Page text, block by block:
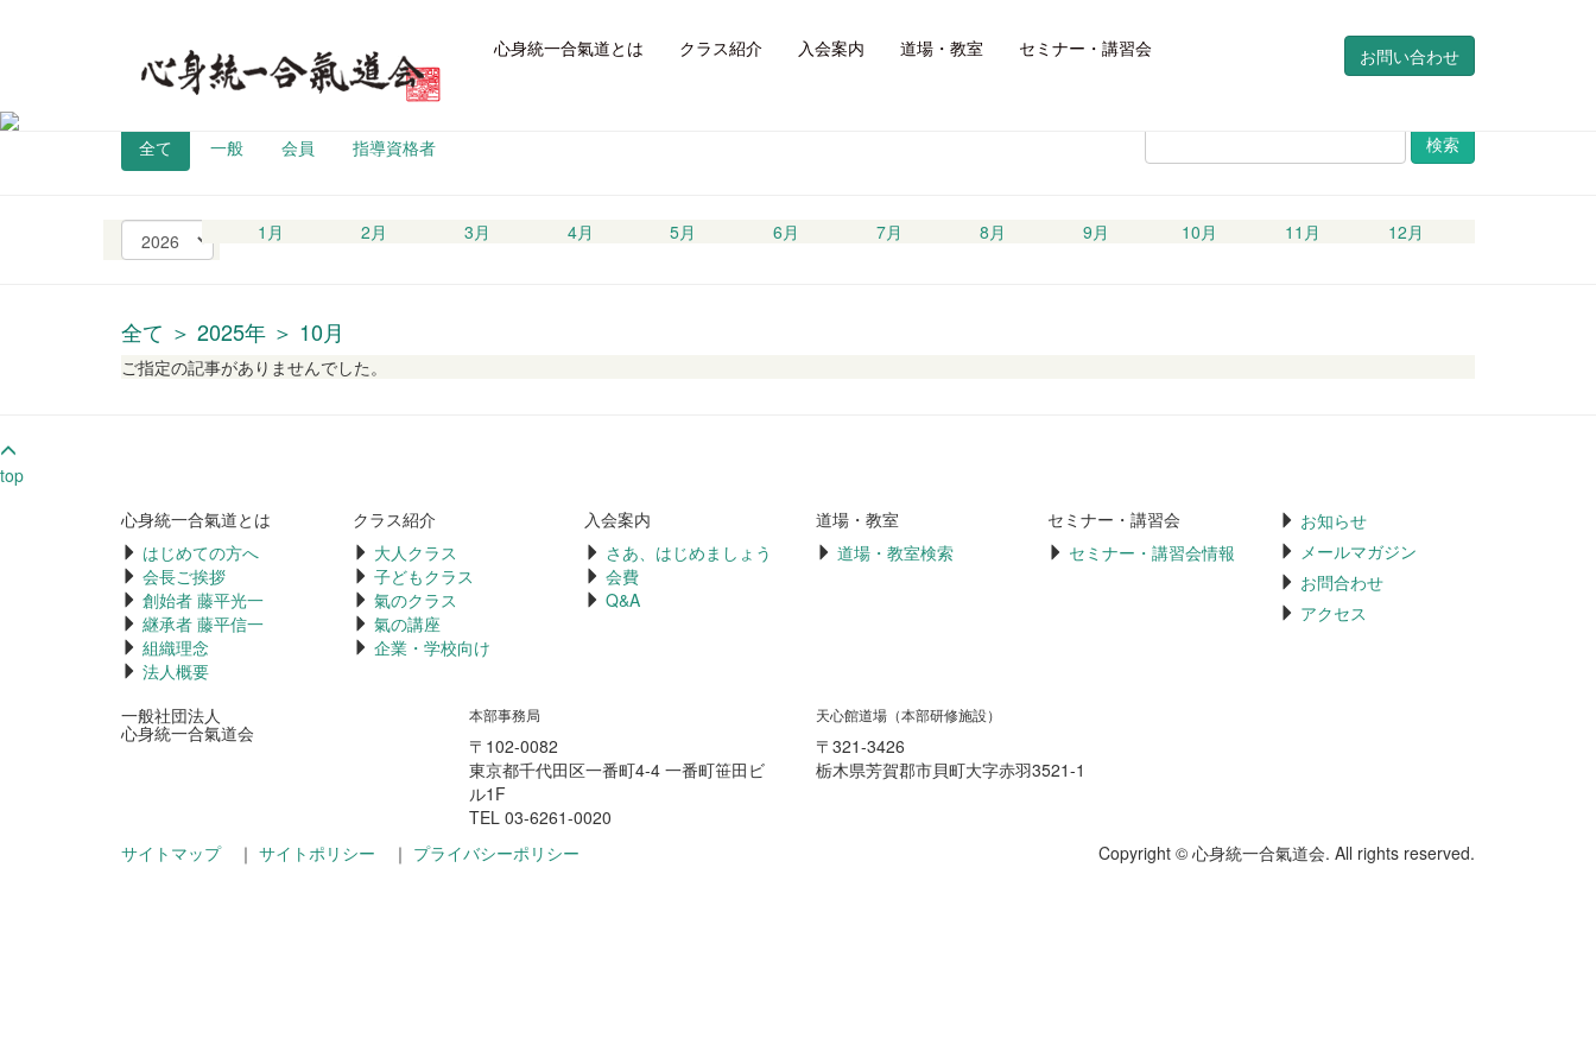
心身統一合氣道とは クラス紹介 入会案内 道場・教室 セミナー・講習会 お問い合わせ
お知らせ
検
索
全て 一般 会員 指導資格者
西
暦
択
1月 2月 3月 4月 5月 6月 7月 8月 9月 10月 11月 12月
全て ＞ 2025年 ＞ 10月
ご指定の記事がありませんでした。
top
心身統一合氣道とは
はじめての方へ
会長ご挨拶
創始者 藤平光一
継承者 藤平信一
組織理念
法人概要
クラス紹介
大人クラス
子どもクラス
氣のクラス
氣の講座
企業・学校向け
入会案内
さあ、はじめましょう
会費
Q&A
道場・教室
道場・教室検索
セミナー・講習会
セミナー・講習会情報
お知らせ
メールマガジン
お問合わせ
アクセス
一般社団法人
心身統一合氣道会
本部事務局
〒102-0082
東京都千代田区一番町4-4 一番町笹田ビ
ル1F
TEL 03-6261-0020
天心館道場（本部研修施設）
〒321-3426
栃木県芳賀郡市貝町大字赤羽3521-1
サイトマップ ｜ サイトポリシー ｜ プライバシーポリシー Copyright © 心身統一合氣道会. All rights reserved.